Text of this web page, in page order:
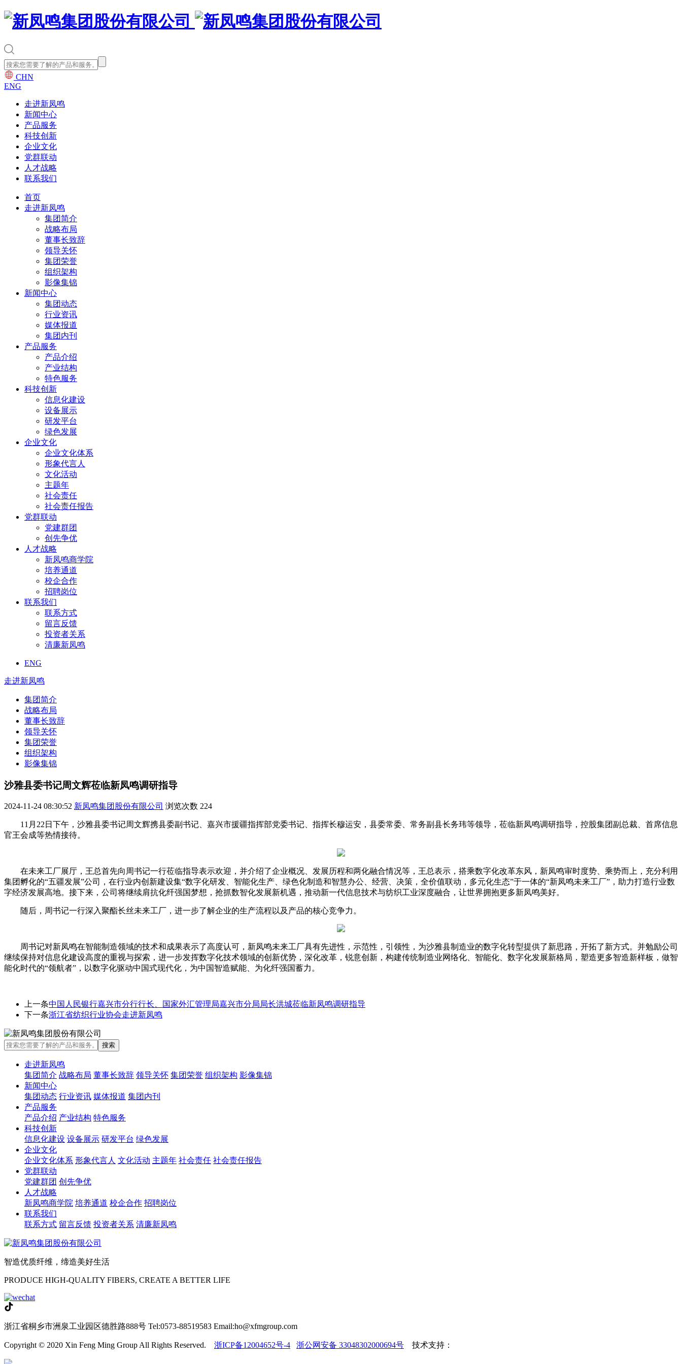
CHN
ENG
走进新凤鸣
新闻中心
产品服务
科技创新
企业文化
党群联动
人才战略
联系我们
首页
走进新凤鸣
集团简介
战略布局
董事长致辞
领导关怀
集团荣誉
组织架构
影像集锦
新闻中心
集团动态
行业资讯
媒体报道
集团内刊
产品服务
产品介绍
产业结构
特色服务
科技创新
信息化建设
设备展示
研发平台
绿色发展
企业文化
企业文化体系
形象代言人
文化活动
主题年
社会责任
社会责任报告
党群联动
党建群团
创先争优
人才战略
新凤鸣商学院
培养通道
校企合作
招聘岗位
联系我们
联系方式
留言反馈
投资者关系
清廉新凤鸣
ENG
走进新凤鸣
集团简介
战略布局
董事长致辞
领导关怀
集团荣誉
组织架构
影像集锦
沙雅县委书记周文辉莅临新凤鸣调研指导
2024-11-24 08:30:52 新凤鸣集团股份有限公司 浏览次数 224
11月22日下午，沙雅县委书记周文辉携县委副书记、嘉兴市援疆指挥部党委书记、指挥长穆运安，县委常委、常务副县长务玮等领导，莅临新凤鸣调研指导，控股集团副总裁、首席信息
官王会成等热情接待。
在未来工厂展厅，王总首先向周书记一行莅临指导表示欢迎，并介绍了企业概况、发展历程和两化融合情况等，王总表示，搭乘数字化改革东风，新凤鸣审时度势、乘势而上，充分利用
集团孵化的“五疆发展”公司，在行业内创新建设集“数字化研发、智能化生产、绿色化制造和智慧办公、经营、决策，全价值联动，多元化生态”于一体的“新凤鸣未来工厂”，助力打造行业数
字经济发展高地。接下来，公司将继续肩抗化纤强国梦想，抢抓数智化发展新机遇，推动新一代信息技术与纺织工业深度融合，让世界拥抱更多新凤鸣美好。
随后，周书记一行深入聚酯长丝未来工厂，进一步了解企业的生产流程以及产品的核心竞争力。
周书记对新凤鸣在智能制造领域的技术和成果表示了高度认可，新凤鸣未来工厂具有先进性，示范性，引领性，为沙雅县制造业的数字化转型提供了新思路，开拓了新方式。并勉励公司
继续保持对信息化建设高度的重视与探索，进一步发挥数字化技术领域的创新优势，深化改革，锐意创新，构建传统制造业网络化、智能化、数字化发展新格局，塑造更多智造新样板，做智
能化时代的“领航者”，以数字化驱动中国式现代化，为中国智造赋能、为化纤强国蓄力。
上一条中国人民银行嘉兴市分行行长、国家外汇管理局嘉兴市分局局长洪城莅临新凤鸣调研指导
下一条浙江省纺织行业协会走进新凤鸣
走进新凤鸣
集团简介 战略布局 董事长致辞 领导关怀 集团荣誉 组织架构 影像集锦
新闻中心
集团动态 行业资讯 媒体报道 集团内刊
产品服务
产品介绍 产业结构 特色服务
科技创新
信息化建设 设备展示 研发平台 绿色发展
企业文化
企业文化体系 形象代言人 文化活动 主题年 社会责任 社会责任报告
党群联动
党建群团 创先争优
人才战略
新凤鸣商学院 培养通道 校企合作 招聘岗位
联系我们
联系方式 留言反馈 投资者关系 清廉新凤鸣
智造优质纤维，缔造美好生活
PRODUCE HIGH-QUALITY FIBERS, CREATE A BETTER LIFE
浙江省桐乡市洲泉工业园区德胜路888号 Tel:0573-88519583 Email:ho@xfmgroup.com
Copyright © 2020 Xin Feng Ming Group All Rights Reserved. 浙ICP备12004652号-4 浙公网安备 33048302000694号 技术支持：